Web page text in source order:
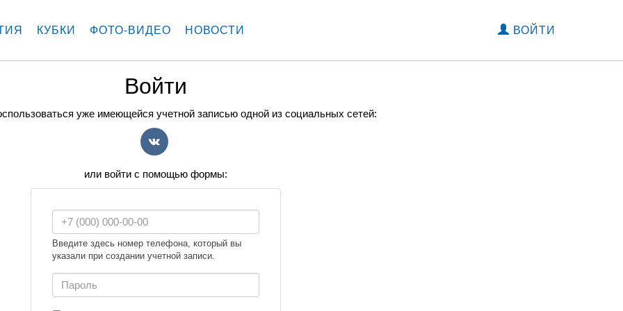
КУБКИ ФОТО-ВИДЕО НОВОСТИ ВОЙТИ
Войти
уже имеющейся учетной записью одной из социальных сетей:
или войти с помощью формы:
Введите здесь номер телефона, который вы
указали при создании учетной записи.